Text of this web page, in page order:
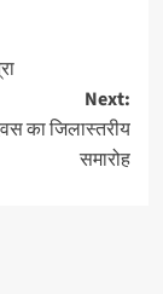
Next:
का जिलास्तरीय
समारोह